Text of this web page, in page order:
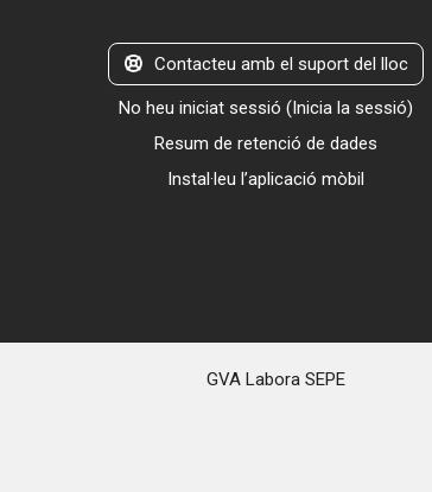
Contacteu amb el suport del lloc
No heu iniciat sessió (Inicia la sessió)
Resum de retenció de dades
Instal·leu l’aplicació mòbil